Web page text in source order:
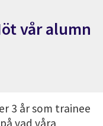
vår alumn
3 år som trainee
vad våra